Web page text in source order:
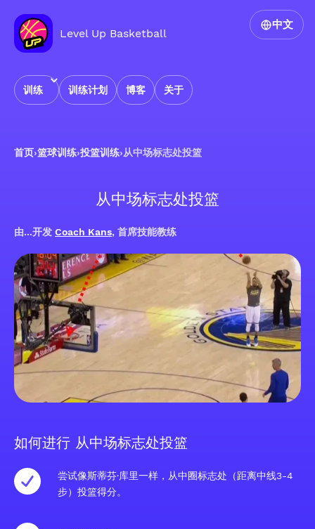
Level Up Basketball
训练 训练计划 博客 关于
中文
首页›篮球训练›投篮训练›从中场标志处投篮
从中场标志处投篮
由...开发 Coach Kans, 首席技能教练
如何进行 从中场标志处投篮
尝试像斯蒂芬·库里一样，从中圈标志处（距离中线3-4
步）投篮得分。